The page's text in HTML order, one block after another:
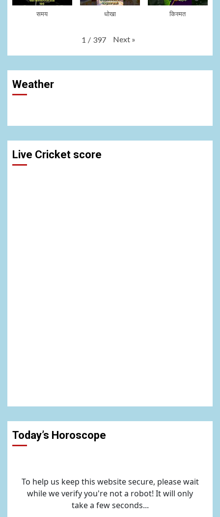
समय धोखा किस्मत
1 / 397 Next »
Weather
Live Cricket score
Today’s Horoscope